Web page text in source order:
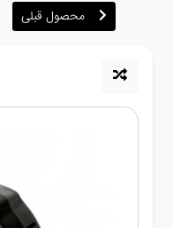
کارواش
محصول قبلی